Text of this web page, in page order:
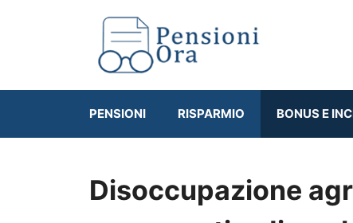
PENSIONI RISPARMIO BONUS E
Disoccupazione